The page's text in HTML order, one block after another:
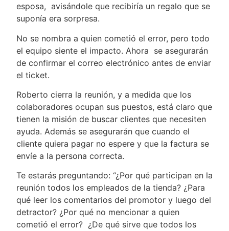
esposa, avisándole que recibiría un regalo que se
suponía era sorpresa.
No se nombra a quien cometió el error, pero todo
el equipo siente el impacto. Ahora se asegurarán
de confirmar el correo electrónico antes de enviar
el ticket.
Roberto cierra la reunión, y a medida que los
colaboradores ocupan sus puestos, está claro que
tienen la misión de buscar clientes que necesiten
ayuda. Además se asegurarán que cuando el
cliente quiera pagar no espere y que la factura se
envíe a la persona correcta.
Te estarás preguntando: “¿Por qué participan en la
reunión todos los empleados de la tienda? ¿Para
qué leer los comentarios del promotor y luego del
detractor? ¿Por qué no mencionar a quien
cometió el error? ¿De qué sirve que todos los